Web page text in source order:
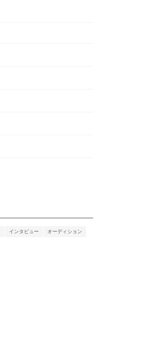
インタビュー オーディション